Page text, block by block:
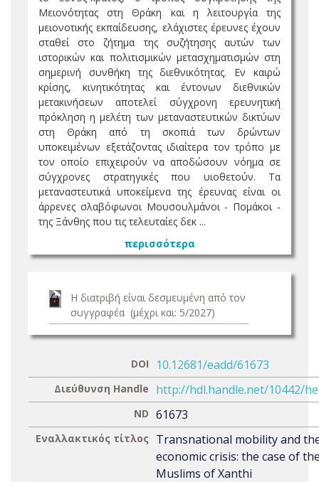
Μειονότητας στη Θράκη και η λειτουργία της
μειονοτικής εκπαίδευσης, ελάχιστες έρευνες έχουν
σταθεί στο ζήτημα της συζήτησης αυτών των
ιστορικών και πολιτισμικών μετασχηματισμών στη
σημερινή συνθήκη της διεθνικότητας. Εν καιρώ
κρίσης, κινητικότητας και έντονων διεθνικών
μετακινήσεων αποτελεί σύγχρονη ερευνητική
πρόκληση η μελέτη των μεταναστευτικών δικτύων
στη Θράκη από τη σκοπιά των δρώντων
υποκειμένων εξετάζοντας ιδιαίτερα τον τρόπο με
τον οποίο επιχειρούν να αποδώσουν νόημα σε
σύγχρονες στρατηγικές που υιοθετούν. Τα
μεταναστευτικά υποκείμενα της έρευνας είναι οι
άρρενες σλαβόφωνοι Μουσουλμάνοι - Πομάκοι -
της Ξάνθης που τις τελευταίες δεκ ...
περισσότερα
Η διατριβή είναι δεσμευμένη από τον
συγγραφέα (μέχρι και: 5/2027)
DOI 10.12681/eadd/61673
Διεύθυνση Handle http://hdl.handle.net/10442/
ND 61673
Εναλλακτικός τίτλος Transnational mobility and
economic crisis: the case of
Muslims of Xanthi